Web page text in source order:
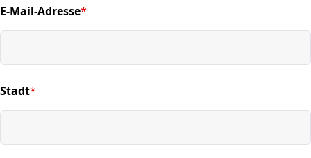
E-Mail-Adresse*
(required)
Stadt*
(required)